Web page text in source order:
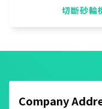
切斷砂輪
Company